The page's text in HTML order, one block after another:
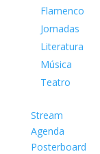
Flamenco
Jornadas
Literatura
Música
Teatro
Stream
Agenda
Posterboard